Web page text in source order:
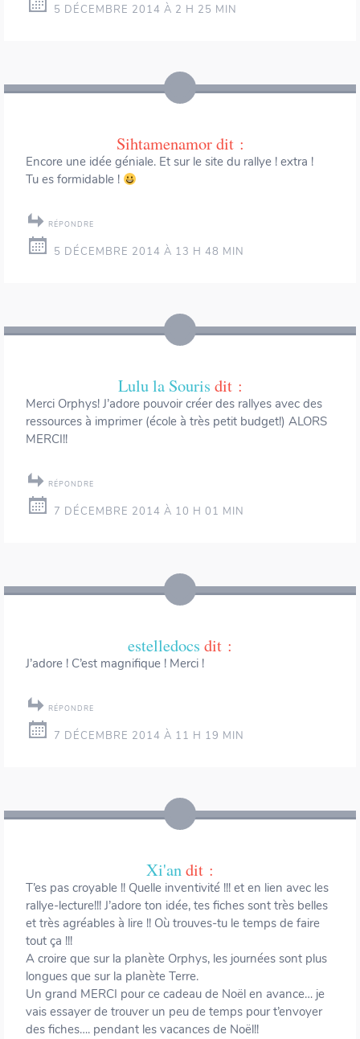
5 DÉCEMBRE 2014 À 2 H 25 MIN
Sihtamenamordit :
Encore une idée géniale. Et sur le site du rallye ! extra !
Tu es formidable !
RÉPONDRE
5 DÉCEMBRE 2014 À 13 H 48 MIN
Lulu la Souris dit :
Merci Orphys! J’adore pouvoir créer des rallyes avec des
ressources à imprimer (école à très petit budget!) ALORS
MERCI!!
RÉPONDRE
7 DÉCEMBRE 2014 À 10 H 01 MIN
estelledocs dit :
J’adore ! C’est magnifique ! Merci !
RÉPONDRE
7 DÉCEMBRE 2014 À 11 H 19 MIN
Xi'andit :
T’es pas croyable !! Quelle inventivité !!! et en lien avec les
rallye-lecture!!! J’adore ton idée, tes fiches sont très belles
et très agréables à lire !! Où trouves-tu le temps de faire
tout ça !!!
A croire que sur la planète Orphys, les journées sont plus
longues que sur la planète Terre.
Un grand MERCI pour ce cadeau de Noël en avance… je
vais essayer de trouver un peu de temps pour t’envoyer
des fiches…. pendant les vacances de Noël!!